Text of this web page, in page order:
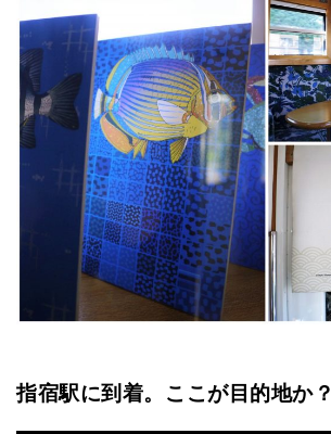
指宿駅に到着。ここが目的地か？